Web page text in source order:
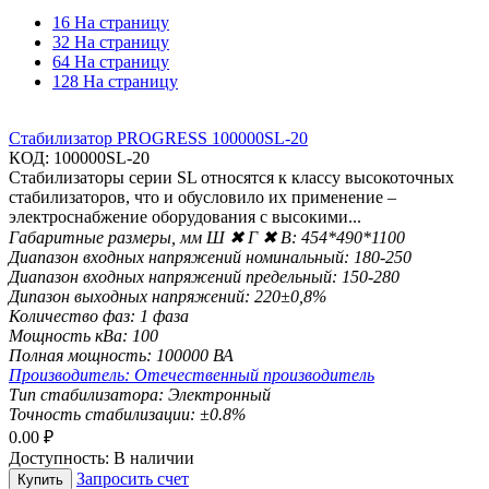
16 На страницу
32 На страницу
64 На страницу
128 На страницу
Стабилизатор PROGRESS 100000SL-20
КОД: 100000SL-20
Стабилизаторы серии SL относятся к класcу высокоточных
стабилизаторов, что и обусловило их применение –
электроснабжение оборудования с высокими...
Габаритные размеры, мм Ш ✖ Г ✖ В: 454*490*1100
Диапазон входных напряжений номинальный: 180-250
Диапазон входных напряжений предельный: 150-280
Дипазон выходных напряжений: 220±0,8%
Количество фаз: 1 фаза
Мощность кВа: 100
Полная мощность: 100000 ВА
Производитель: Отечественный производитель
Тип стабилизатора: Электронный
Точность стабилизации: ±0.8%
0.00 ₽
Доступность: В наличии
Купить
Запросить счет